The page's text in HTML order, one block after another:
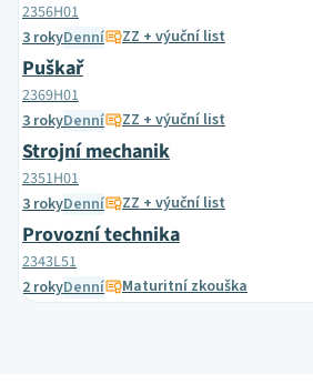
2356H01
3 rokyDenní ZZ + výuční list
Puškař
2369H01
3 rokyDenní ZZ + výuční list
Strojní mechanik
2351H01
3 rokyDenní ZZ + výuční list
Provozní technika
2343L51
2 rokyDenní Maturitní zkouška